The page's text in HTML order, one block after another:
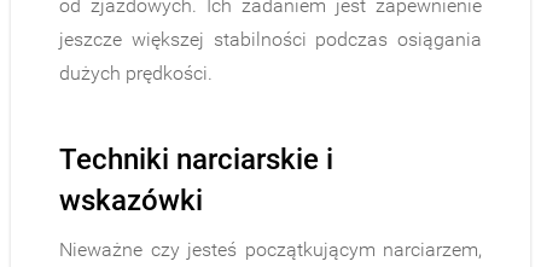
od zjazdowych. Ich zadaniem jest zapewnienie
jeszcze większej stabilności podczas osiągania
dużych prędkości.
Techniki narciarskie i
wskazówki
Nieważne czy jesteś początkującym narciarzem,